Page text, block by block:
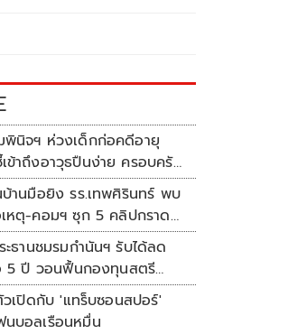
นิจฯ ห่วงเด็กก่อคดีอายุ
ข้าถึงอาวุธปืนง่าย ครอบครัว
ป็นชนวนสำคัญ
านมือยิง รร.เทพศิรินทร์ พบ
หตุ-คอมฯ ซุก 5 คลิปกราด
ะธานชมรมกำนันฯ รับได้ลด
5 ปี วอนฟื้นกองทุนสตรี
านเปิดกับ 'แทร็บซอนสปอร์'
บอลเรือนหมื่น